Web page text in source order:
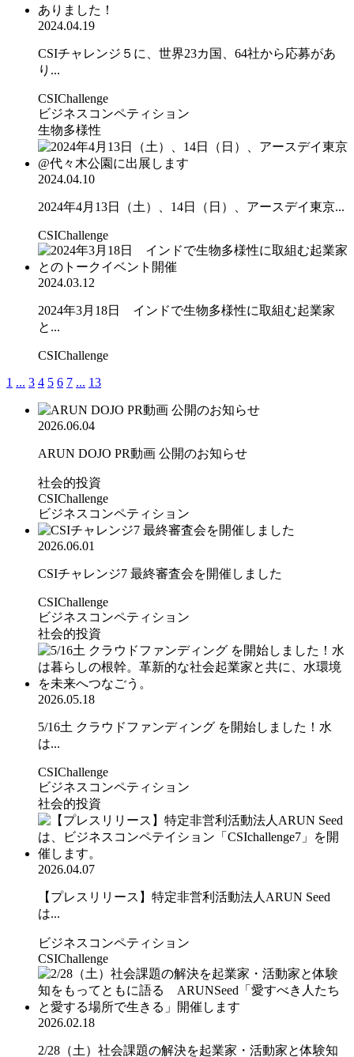
2024.04.19
CSIチャレンジ５に、世界23カ国、64社から応募があ
り...
CSIChallenge
ビジネスコンペティション
生物多様性
2024.04.10
2024年4月13日（土）、14日（日）、アースデイ東京...
CSIChallenge
2024.03.12
2024年3月18日 インドで生物多様性に取組む起業家
と...
CSIChallenge
1 ... 3 4 5 6 7 ... 13
2026.06.04
ARUN DOJO PR動画 公開のお知らせ
社会的投資
CSIChallenge
ビジネスコンペティション
2026.06.01
CSIチャレンジ7 最終審査会を開催しました
CSIChallenge
ビジネスコンペティション
社会的投資
2026.05.18
5/16土 クラウドファンディング を開始しました！水
は...
CSIChallenge
ビジネスコンペティション
社会的投資
2026.04.07
【プレスリリース】特定非営利活動法人ARUN Seed
は...
ビジネスコンペティション
CSIChallenge
2026.02.18
2/28（土）社会課題の解決を起業家・活動家と体験知